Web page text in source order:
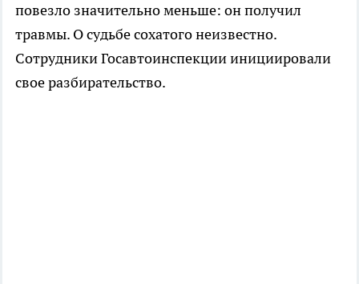
повезло значительно меньше: он получил
травмы. О судьбе сохатого неизвестно.
Сотрудники Госавтоинспекции инициировали
свое разбирательство.